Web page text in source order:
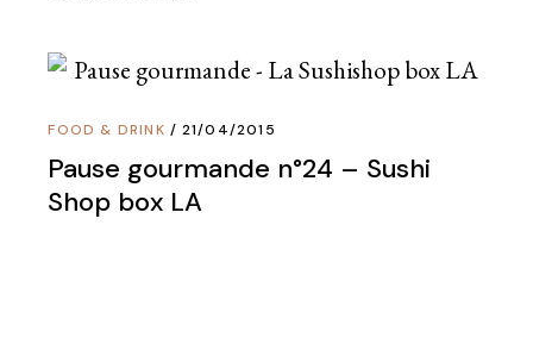
FOOD & DRINK 21/04/2015
Pause gourmande n°24 – Sushi
Shop box LA